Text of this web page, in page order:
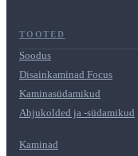
TOOTED
Soodus
Disainkaminad Focus
Kaminasüdamikud
Ahjukolded ja -südamikud
Kaminad